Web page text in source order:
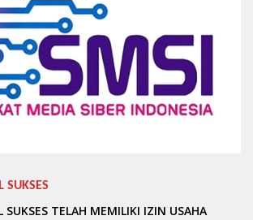
SUKSES
SUKSES TELAH MEMILIKI IZIN USAHA